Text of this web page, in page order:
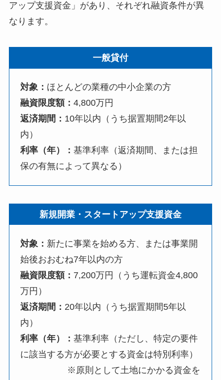
アップ支援資金」があり、それぞれ融資条件が異
なります。
一般貸付
対象： ほとんどの業種の中小企業の方
融資限度額：4,800万円
返済期間： 10年以内（うち据置期間2年以
内）
利率（年）：基準利率（返済期間、または担
保の有無によって異なる）
新規開業・スタートアップ支援資金
対象： 新たに事業を始める方、または事業開
始後おおむね7年以内の方
融資限度額： 7,200万円（うち運転資金4,800
万円）
返済期間： 20年以内（うち据置期間5年以
内）
利率（年）：基準利率（ただし、特定の要件
に該当する方が必要とする資金は特別利率）
※原則として土地にかかる資金を